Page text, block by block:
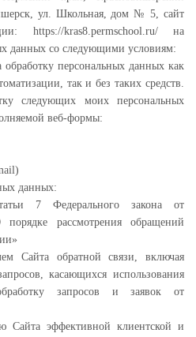
ул. Школьная, дом № 5, сайт
https://kras8.permschool.ru/ на
данных со следующими условиям:
обработку персональных данных как
так и без таких средств.
следующих моих персональных
веб-формы:
данных:
7 Федерального закона от
рассмотрения обращений
Сайта обратной связи, включая
касающихся использования
запросов и заявок от
Сайта эффективной клиентской и